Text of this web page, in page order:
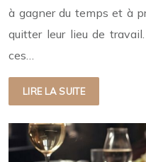
à gagner du temps et à
quitter leur lieu de
ces…
LIRE LA SUITE